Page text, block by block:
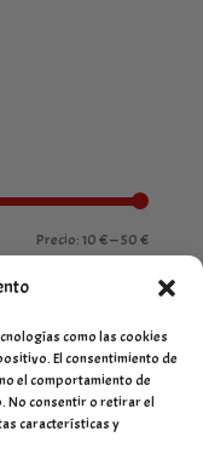
como las cookies
El consentimiento de
el comportamiento de
No consentir o retirar el
características y
Precio
Precio
Precio:10 €—50 €